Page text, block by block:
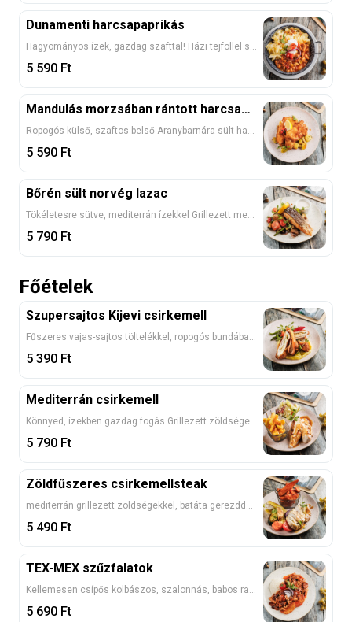
Dunamenti harcsapaprikás
5 590 Ft
Mandulás morzsában rántott harcsafilé
5 590 Ft
Bőrén sült norvég lazac
5 790 Ft
Főételek
Szupersajtos Kijevi csirkemell
5 390 Ft
Mediterrán csirkemell
5 790 Ft
Zöldfűszeres csirkemellsteak
5 490 Ft
TEX-MEX szűzfalatok
5 690 Ft